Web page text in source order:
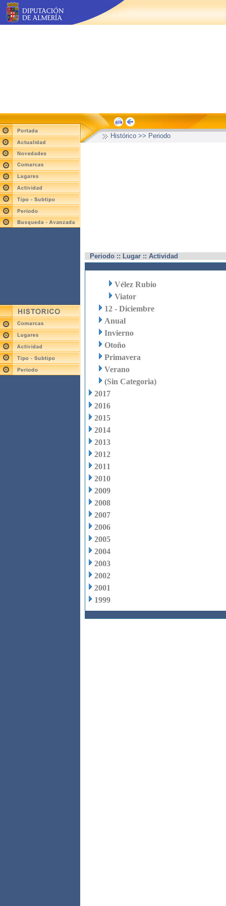
Histórico >> Periodo
Periodo :: Lugar :: Actividad
Vélez Rubio
Viator
12 - Diciembre
Anual
Invierno
Otoño
Primavera
Verano
(Sin Categoria)
2017
2016
2015
2014
2013
2012
2011
2010
2009
2008
2007
2006
2005
2004
2003
2002
2001
1999